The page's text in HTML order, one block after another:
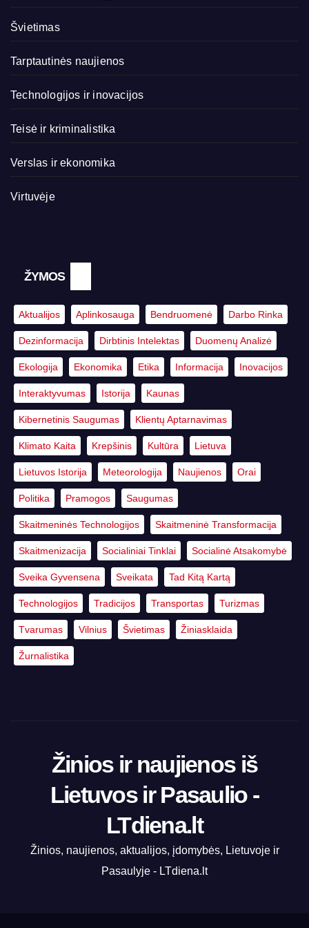
Švietimas
Tarptautinės naujienos
Technologijos ir inovacijos
Teisė ir kriminalistika
Verslas ir ekonomika
Virtuvėje
ŽYMOS
Aktualijos Aplinkosauga Bendruomenė Darbo Rinka
Dezinformacija Dirbtinis Intelektas Duomenų Analizė
Ekologija Ekonomika Etika Informacija Inovacijos
Interaktyvumas Istorija Kaunas
Kibernetinis Saugumas Klientų Aptarnavimas
Klimato Kaita Krepšinis Kultūra Lietuva
Lietuvos Istorija Meteorologija Naujienos Orai
Politika Pramogos Saugumas
Skaitmeninės Technologijos Skaitmeninė Transformacija
Skaitmenizacija Socialiniai Tinklai Socialinė Atsakomybė
Sveika Gyvensena Sveikata Tad Kitą Kartą
Technologijos Tradicijos Transportas Turizmas
Tvarumas Vilnius Švietimas Žiniasklaida
Žurnalistika
Žinios ir naujienos iš
Lietuvos ir Pasaulio -
LTdiena.lt
Žinios, naujienos, aktualijos, įdomybės, Lietuvoje ir
Pasaulyje - LTdiena.lt